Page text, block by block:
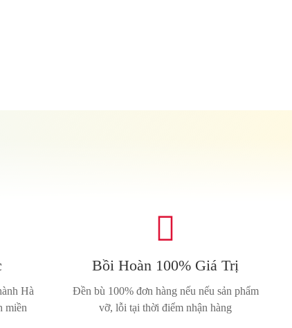
Hà
miền

Bồi Hoàn 100% Giá Trị
Đền bù 100% đơn hàng nếu nếu sản phẩm
vỡ, lỗi tại thời điểm nhận hàng